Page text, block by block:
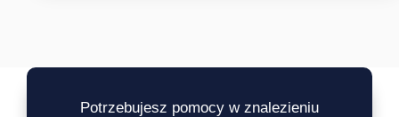
Potrzebujesz pomocy w znalezieniu